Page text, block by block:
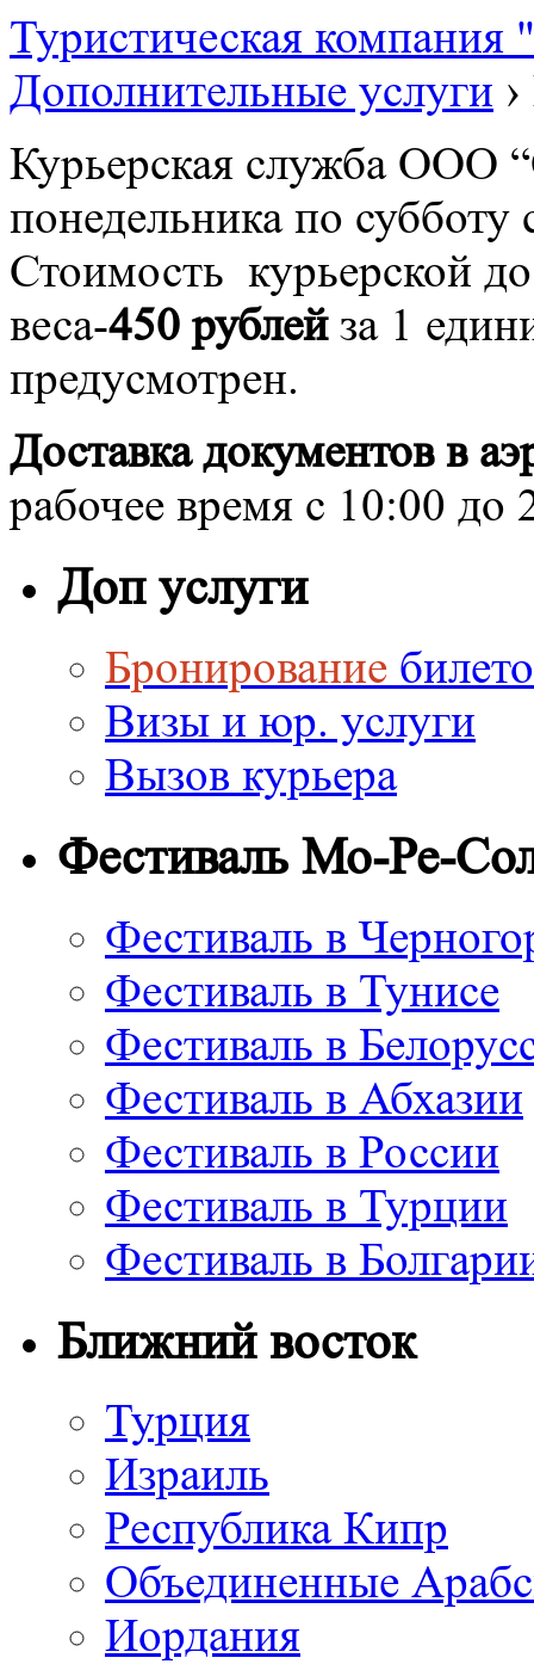
Туристическая
Дополнительные услуги ›
Курьерская служба ООО
понедельника по
Стоимость курьерской
веса-450 рублейза 1
предусмотрен.
Доставка документов в
рабочее время с 10:00 до
Доп услуги
Бронирование
Визы и юр. услуги
Вызов курьера
Фестиваль Мо-Ре-
Фестиваль в
Фестиваль в Тунисе
Фестиваль в
Фестиваль в Абхазии
Фестиваль в России
Фестиваль в Турции
Фестиваль в
Ближний восток
Турция
Израиль
Республика Кипр
Объединенные
Иордания